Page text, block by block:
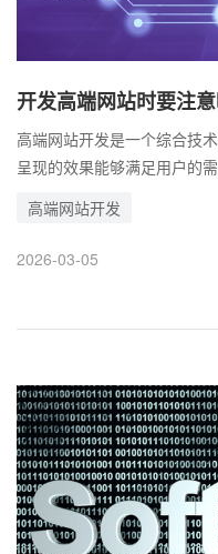
开发高端网站时要注
注意哪些方面
高端网站开发是一个综合技
呈现的效果能够满足用户的
续维护等方面做好充分准备
从用户体验出发，结合技术
高端网站开发
2026-03-05